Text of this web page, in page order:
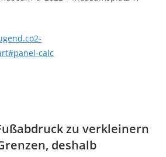
calc
zu verkleinern
deshalb